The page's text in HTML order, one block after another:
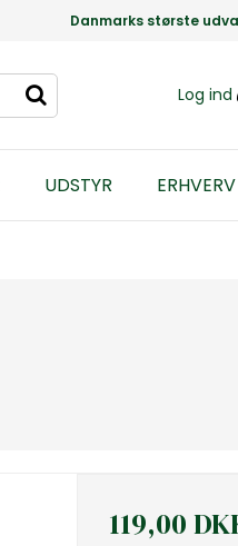
Danmarks største
Log ind
UDSTYR ERHVERV
119,00